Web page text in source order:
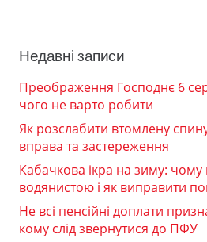
Недавні записи
Преображення Господнє 6
чого не варто робити
Як розслабити втомлену
вправа та застереження
Кабачкова ікра на зиму:
водянистою і як виправити
Не всі пенсійні доплати
кому слід звернутися до ПФУ